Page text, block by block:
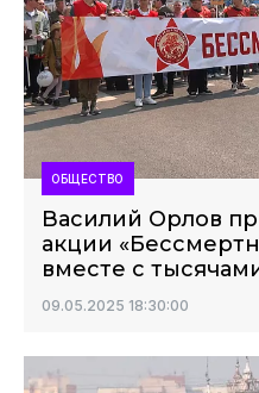
ОБЩЕСТВО
Василий Орлов
акции
вместе с
09.05.2025 18:30:00